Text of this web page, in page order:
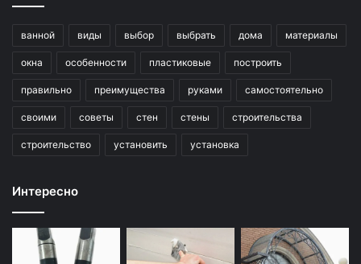
ванной виды выбор выбрать дома материалы
окна особенности пластиковые построить
правильно преимущества руками самостоятельно
своими советы стен стены строительства
строительство установить установка
Интересно